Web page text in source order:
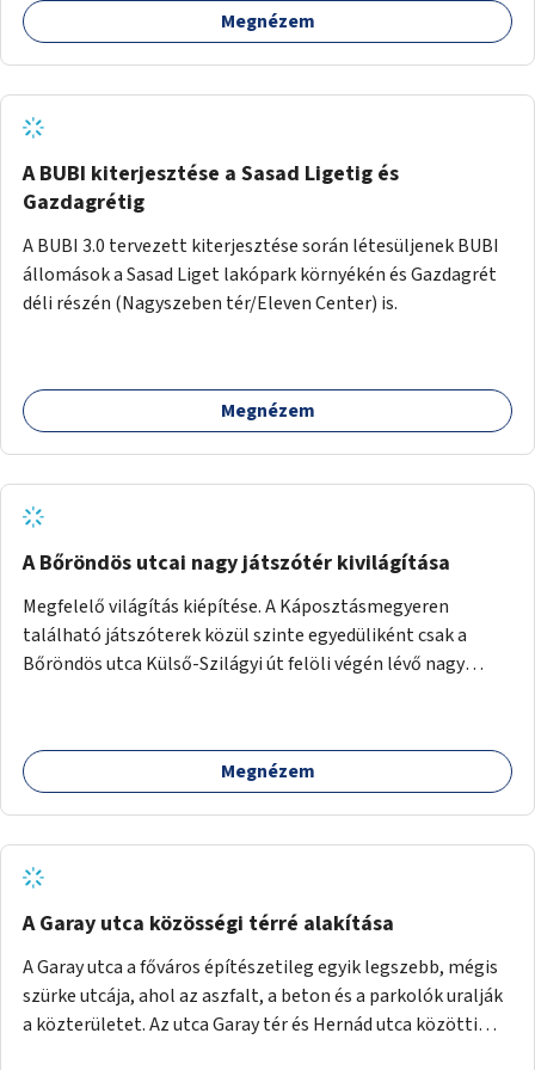
barátságosabbá és zöldebbé lehetne tenni a megállókat.
Megnézem
A BUBI kiterjesztése a Sasad Ligetig és
Gazdagrétig
A BUBI 3.0 tervezett kiterjesztése során létesüljenek BUBI
állomások a Sasad Liget lakópark környékén és Gazdagrét
déli részén (Nagyszeben tér/Eleven Center) is.
Megnézem
A Bőröndös utcai nagy játszótér kivilágítása
Megfelelő világítás kiépítése. A Káposztásmegyeren
található játszóterek közül szinte egyedüliként csak a
Bőröndös utca Külső-Szilágyi út felöli végén lévő nagy
Megnézem
A Garay utca közösségi térré alakítása
A Garay utca a főváros építészetileg egyik legszebb, mégis
szürke utcája, ahol az aszfalt, a beton és a parkolók uralják
a közterületet. Az utca Garay tér és Hernád utca közötti